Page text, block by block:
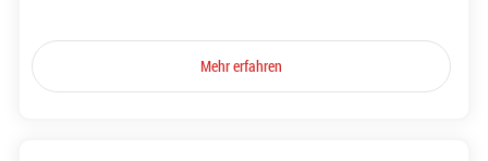
Mehr erfahren